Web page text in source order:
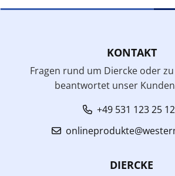
KONTAKT
Fragen rund um Diercke oder
beantwortet unser
+49 531 123 25
DIERCKE